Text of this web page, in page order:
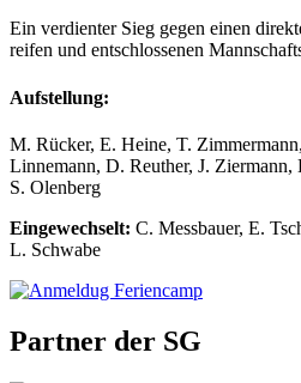
Ein verdienter Sieg gegen einen
reifen und entschlossenen
Aufstellung:
M. Rücker, E. Heine, T.
Linnemann, D. Reuther, J.
S. Olenberg
Eingewechselt: C. Messbauer, E.
L. Schwabe
Partner der SG